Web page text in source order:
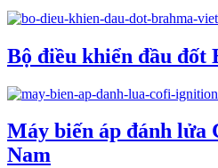
Bộ điều khiển đầu đốt
Máy biến áp đánh
Nam